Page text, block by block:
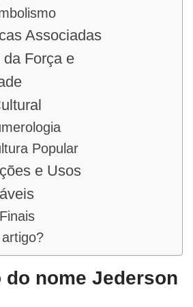
Associadas
Força e
Popular
e Usos
nome Jederson